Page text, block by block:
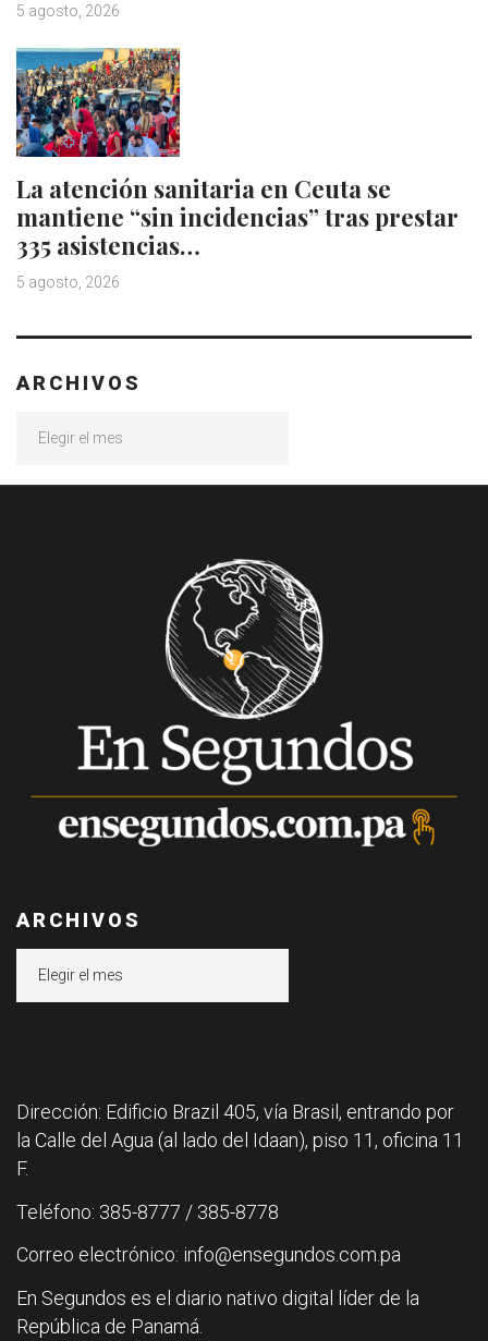
5 agosto, 2026
La atención sanitaria en Ceuta se
mantiene “sin incidencias” tras prestar
335 asistencias…
5 agosto, 2026
ARCHIVOS
ARCHIVOS
Dirección: Edificio Brazil 405, vía Brasil, entrando por
la Calle del Agua (al lado del Idaan), piso 11, oficina 11
F.
Teléfono: 385-8777 / 385-8778
Correo electrónico: info@ensegundos.com.pa
En Segundos es el diario nativo digital líder de la
República de Panamá.